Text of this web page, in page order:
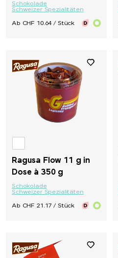
Schokolade
Schweizer Spezialitäten
Ab CHF 10.64 / Stück
Ragusa Flow 11 g in
Dose à 350 g
Schokolade
Schweizer Spezialitäten
Ab CHF 21.17 / Stück